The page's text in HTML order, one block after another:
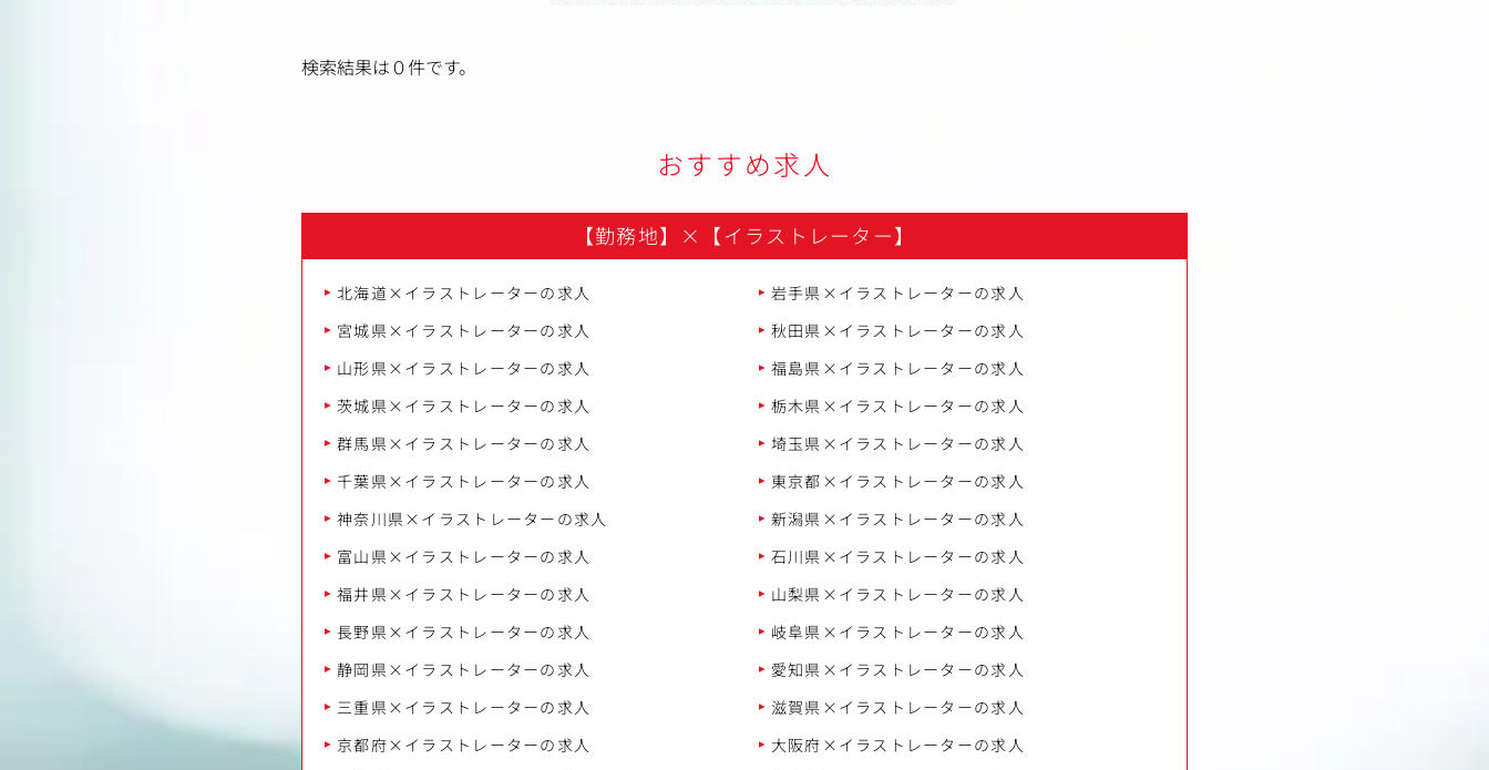
検索結果は０件です。
おすすめ求人
【勤務地】 × 【イラストレーター】
北海道×イラストレーターの求人
岩手県×イラストレーターの求人
宮城県×イラストレーターの求人
秋田県×イラストレーターの求人
山形県×イラストレーターの求人
福島県×イラストレーターの求人
茨城県×イラストレーターの求人
栃木県×イラストレーターの求人
群馬県×イラストレーターの求人
埼玉県×イラストレーターの求人
千葉県×イラストレーターの求人
東京都×イラストレーターの求人
神奈川県×イラストレーターの求人
新潟県×イラストレーターの求人
富山県×イラストレーターの求人
石川県×イラストレーターの求人
福井県×イラストレーターの求人
山梨県×イラストレーターの求人
長野県×イラストレーターの求人
岐阜県×イラストレーターの求人
静岡県×イラストレーターの求人
愛知県×イラストレーターの求人
三重県×イラストレーターの求人
滋賀県×イラストレーターの求人
京都府×イラストレーターの求人
大阪府×イラストレーターの求人